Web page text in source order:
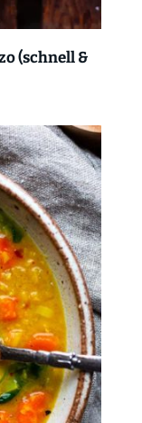
(schnell &